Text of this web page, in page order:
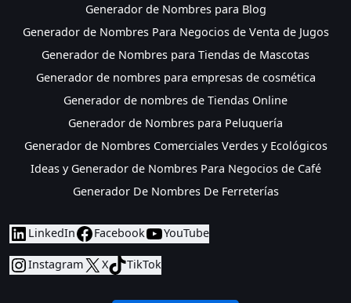
Generador de Nombres para Blog
Generador de Nombres Para Negocios de Venta de Jugos
Generador de Nombres para Tiendas de Mascotas
Generador de nombres para empresas de cosmética
Generador de nombres de Tiendas Online
Generador de Nombres para Peluquería
Generador de Nombres Comerciales Verdes y Ecológicos
Ideas y Generador de Nombres Para Negocios de Café
Generador De Nombres De Ferreterías
LinkedIn Facebook YouTube
Instagram X TikTok